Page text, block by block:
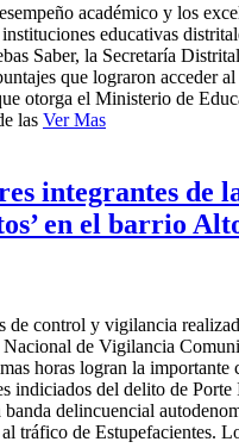
académico y los
educativas
Saber, la Secretaría
que lograron acceder
otorga el Ministerio de
las Ver Mas
integrantes de
en el barrio
de control y vigilancia
de Vigilancia
horas logran la importante
indiciados del delito de
banda delincuencial
tráfico de Estupefacientes.